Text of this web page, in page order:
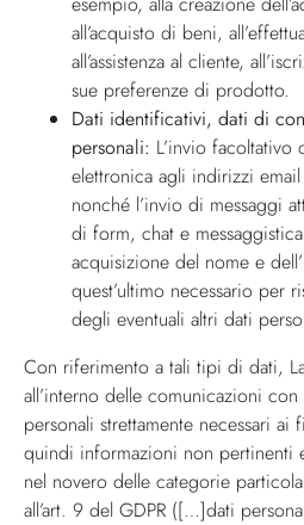
all’acquisto di beni,
all’assistenza al cliente,
sue preferenze di prodotto.
Dati identificativi, dati di
personali: L’invio
elettronica agli indirizzi
nonché l’invio di messaggi
di form, chat e
acquisizione del nome e
quest’ultimo necessario per
degli eventuali altri dati
Con riferimento a tali tipi di dati,
all’interno delle comunicazioni
personali strettamente necessari
quindi informazioni non pertinenti
nel novero delle categorie
all’art. 9 del GDPR ([…]dati